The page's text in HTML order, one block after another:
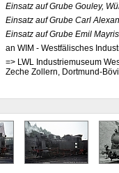
Einsatz auf Grube Gouley,
Einsatz auf Grube Carl
Einsatz auf Grube Emil
an WIM - Westfälisches
=> LWL Industriemuseum
Zeche Zollern, Dortmund-